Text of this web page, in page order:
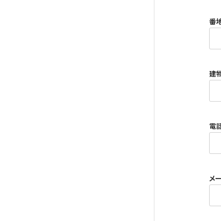
番
建
電
メ